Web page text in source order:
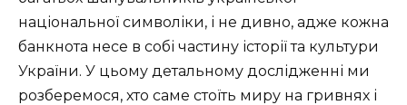
національної символіки, і не дивно, адже кожна
банкнота несе в собі частину історії та культури
України. У цьому детальному дослідженні ми
розберемося, хто саме стоїть миру на гривнях і